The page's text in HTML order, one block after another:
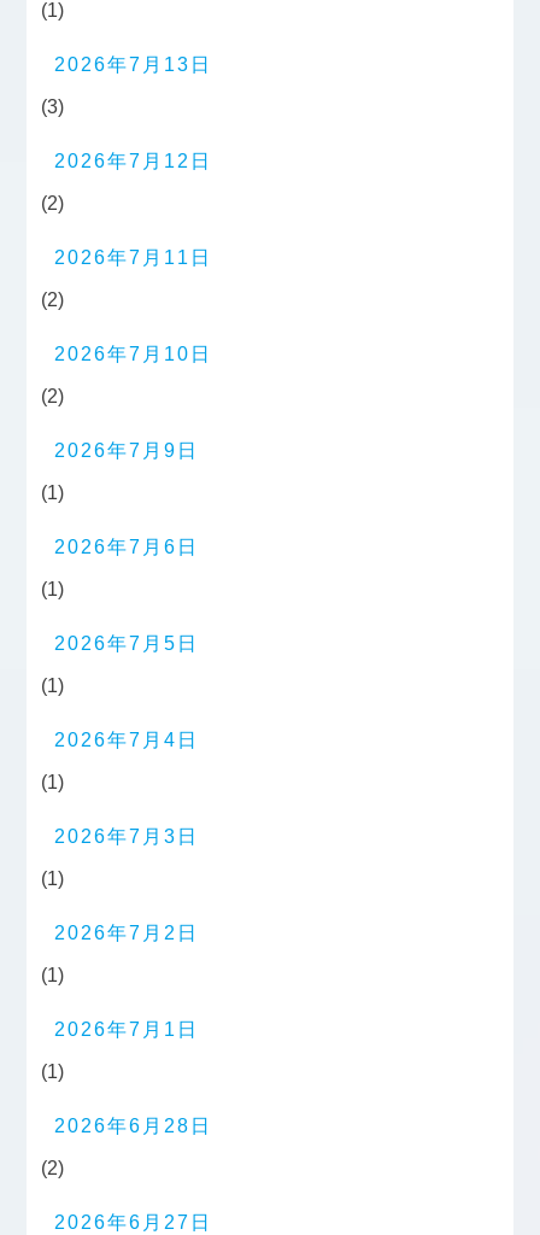
(1)
2026年7月13日
(3)
2026年7月12日
(2)
2026年7月11日
(2)
2026年7月10日
(2)
2026年7月9日
(1)
2026年7月6日
(1)
2026年7月5日
(1)
2026年7月4日
(1)
2026年7月3日
(1)
2026年7月2日
(1)
2026年7月1日
(1)
2026年6月28日
(2)
2026年6月27日